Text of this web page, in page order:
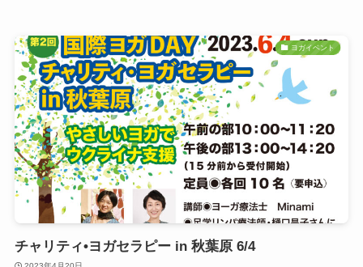
ヨガイベント
チャリティ•ヨガセラピー in 秋葉原 6/4